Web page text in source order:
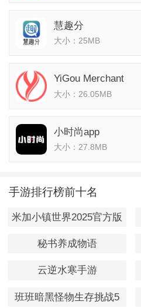
慧趣分
大小：25MB
YiGou Merchant
大小：26.05MB
小时尚app
大小：27.8MB
手游排行榜前十名
米加小镇世界2025官方版
秘书养成物语
云逆水寒手游
班班暗黑怪物生存挑战5